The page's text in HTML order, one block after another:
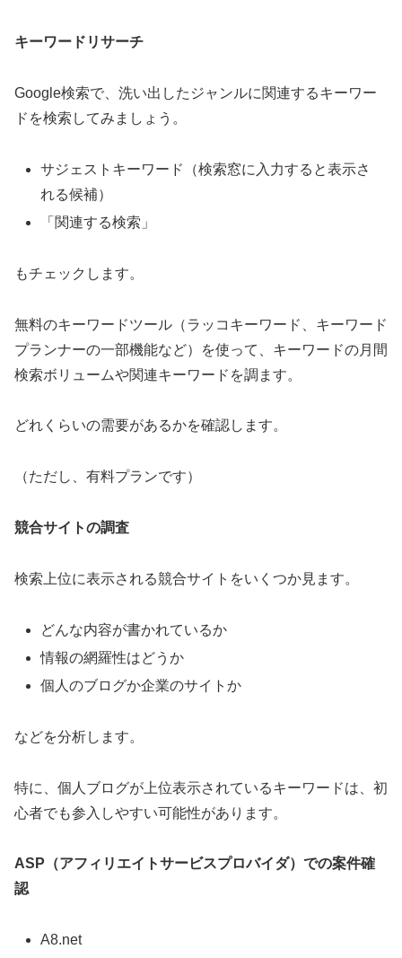
キーワードリサーチ
Google検索で、洗い出したジャンルに関連するキーワー
ドを検索してみましょう。
サジェストキーワード（検索窓に入力すると表示さ
れる候補）
「関連する検索」
もチェックします。
無料のキーワードツール（ラッコキーワード、キーワード
プランナーの一部機能など）を使って、キーワードの月間
検索ボリュームや関連キーワードを調ます。
どれくらいの需要があるかを確認します。
（ただし、有料プランです）
競合サイトの調査
検索上位に表示される競合サイトをいくつか見ます。
どんな内容が書かれているか
情報の網羅性はどうか
個人のブログか企業のサイトか
などを分析します。
特に、個人ブログが上位表示されているキーワードは、初
心者でも参入しやすい可能性があります。
ASP（アフィリエイトサービスプロバイダ）での案件確
認
A8.net